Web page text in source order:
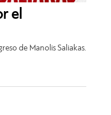
el
de Manolis Saliakas.